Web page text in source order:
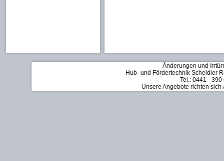
Änderungen und
Hub- und Fördertechnik Scheidler
Tel.: 0441 -
Unsere Angebote richten